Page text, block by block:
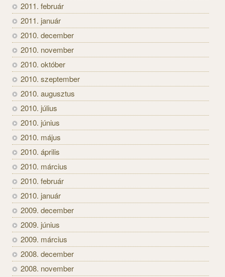
2011. február
2011. január
2010. december
2010. november
2010. október
2010. szeptember
2010. augusztus
2010. július
2010. június
2010. május
2010. április
2010. március
2010. február
2010. január
2009. december
2009. június
2009. március
2008. december
2008. november